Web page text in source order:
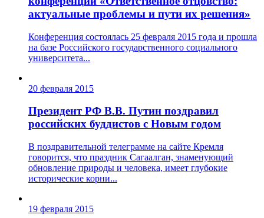
актуальные проблемы и пути их решения»
Конференция состоялась 25 февраля 2015 года и прошла
на базе Российского государственного социального
университета...
20 февраля 2015
Президент РФ В.В. Путин поздравил
российских буддистов с Новым годом
В поздравительной телеграмме на сайте Кремля
говорится, что праздник Сагаалган, знаменующий
обновление природы и человека, имеет глубокие
исторические корни...
19 февраля 2015